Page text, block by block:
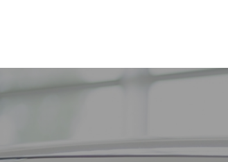
Navegación
entradas